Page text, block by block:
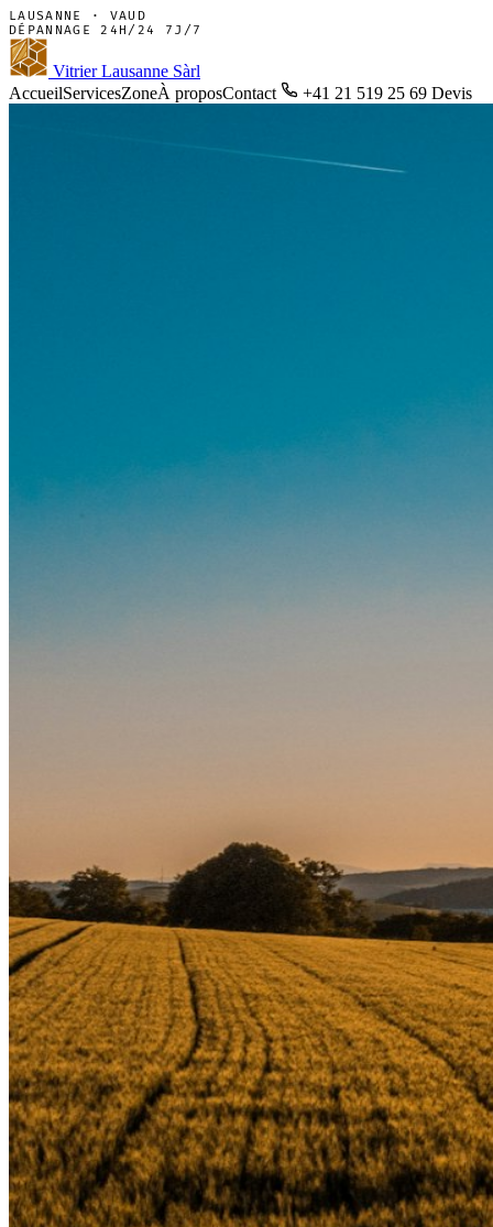
LAUSANNE · VAUD
DÉPANNAGE 24H/24 7J/7
Vitrier Lausanne Sàrl
AccueilServicesZoneÀ proposContact +41 21 519 25 69 Devis